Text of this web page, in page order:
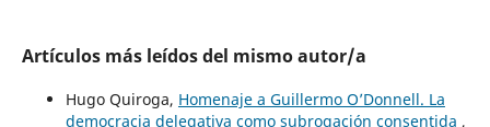
Artículos más leídos del mismo autor/a
Hugo Quiroga, Homenaje a Guillermo O’Donnell. La
democracia delegativa como subrogación consentida ,